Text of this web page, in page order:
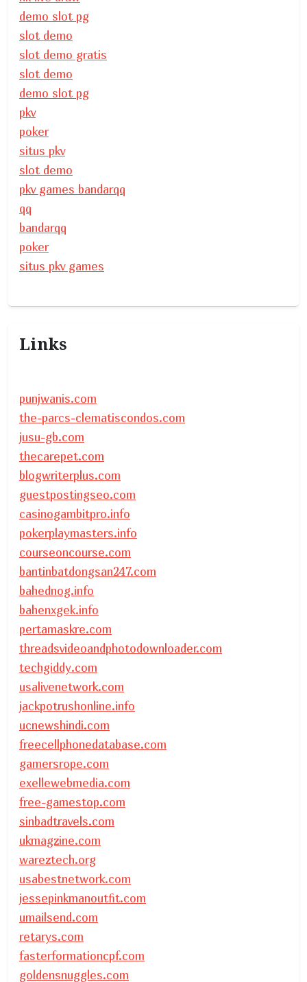
demo slot pg
slot demo
slot demo gratis
slot demo
demo slot pg
pkv
poker
situs pkv
slot demo
pkv games bandarqq
qq
bandarqq
poker
situs pkv games
Links
punjwanis.com
the-parcs-clematiscondos.com
jusu-gb.com
thecarepet.com
blogwriterplus.com
guestpostingseo.com
casinogambitpro.info
pokerplaymasters.info
courseoncourse.com
bantinbatdongsan247.com
bahednog.info
bahenxgek.info
pertamaskre.com
threadsvideoandphotodownloader.com
techgiddy.com
usalivenetwork.com
jackpotrushonline.info
ucnewshindi.com
freecellphonedatabase.com
gamersrope.com
exellewebmedia.com
free-gamestop.com
sinbadtravels.com
ukmagzine.com
wareztech.org
usabestnetwork.com
jessepinkmanoutfit.com
umailsend.com
retarys.com
fasterformationcpf.com
goldensnuggles.com